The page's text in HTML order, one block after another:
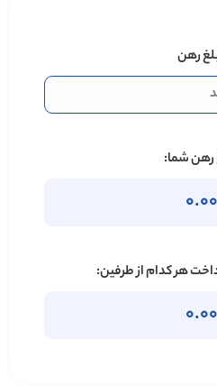
رهن
رهن شما:
0.00
هر کدام از طرفین:
0.00